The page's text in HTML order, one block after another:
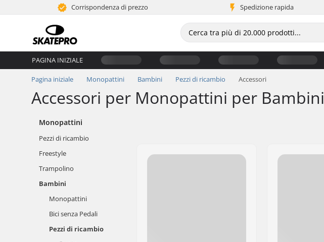
Corrispondenza di prezzo Spedizione rapida
PAGINA INIZIALE
Pagina iniziale Monopattini Bambini Pezzi di ricambio Accessori
Accessori per Monopattini per Bambini
Monopattini
Pezzi di ricambio
Freestyle
Trampolino
Bambini
Monopattini
Bici senza Pedali
Pezzi di ricambio